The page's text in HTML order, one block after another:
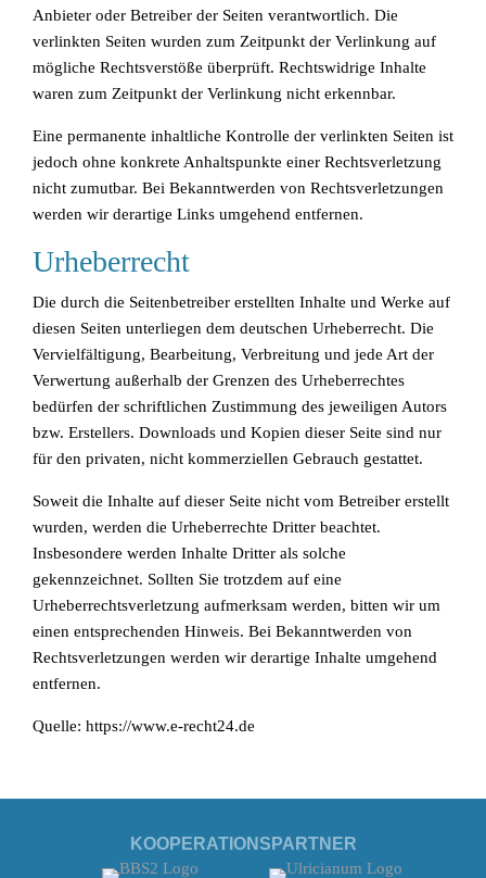
Anbieter oder Betreiber der Seiten verantwortlich. Die
verlinkten Seiten wurden zum Zeitpunkt der Verlinkung auf
mögliche Rechtsverstöße überprüft. Rechtswidrige Inhalte
waren zum Zeitpunkt der Verlinkung nicht erkennbar.
Eine permanente inhaltliche Kontrolle der verlinkten Seiten ist
jedoch ohne konkrete Anhaltspunkte einer Rechtsverletzung
nicht zumutbar. Bei Bekanntwerden von Rechtsverletzungen
werden wir derartige Links umgehend entfernen.
Urheberrecht
Die durch die Seitenbetreiber erstellten Inhalte und Werke auf
diesen Seiten unterliegen dem deutschen Urheberrecht. Die
Vervielfältigung, Bearbeitung, Verbreitung und jede Art der
Verwertung außerhalb der Grenzen des Urheberrechtes
bedürfen der schriftlichen Zustimmung des jeweiligen Autors
bzw. Erstellers. Downloads und Kopien dieser Seite sind nur
für den privaten, nicht kommerziellen Gebrauch gestattet.
Soweit die Inhalte auf dieser Seite nicht vom Betreiber erstellt
wurden, werden die Urheberrechte Dritter beachtet.
Insbesondere werden Inhalte Dritter als solche
gekennzeichnet. Sollten Sie trotzdem auf eine
Urheberrechtsverletzung aufmerksam werden, bitten wir um
einen entsprechenden Hinweis. Bei Bekanntwerden von
Rechtsverletzungen werden wir derartige Inhalte umgehend
entfernen.
Quelle: https://www.e-recht24.de
KOOPERATIONSPARTNER